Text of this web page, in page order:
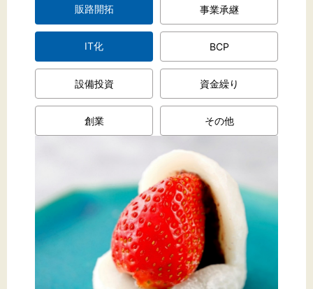
販路開拓 事業承継
IT化 BCP
設備投資 資金繰り
創業 その他